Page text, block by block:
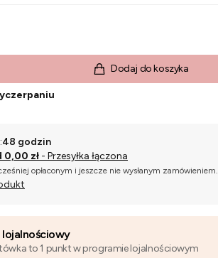
Dodaj do koszyka
48 godzin
0,00 zł - Przesyłka łączona
opłaconym i jeszcze nie wysłanym zamówieniem.
lojalnościowy
to 1 punkt w programie lojalnościowym